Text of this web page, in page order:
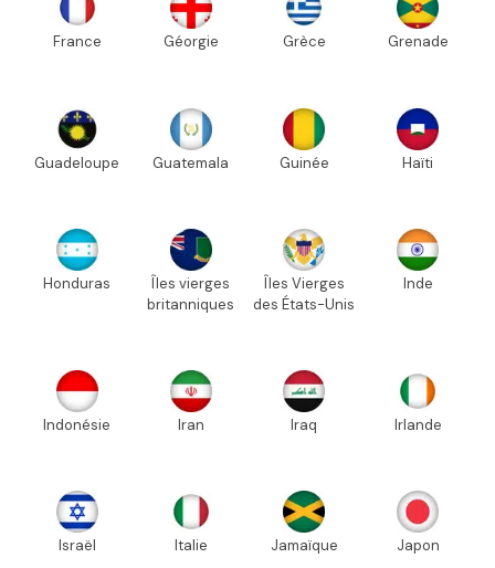
France Géorgie Grèce Grenade
Guadeloupe Guatemala Guinée Haïti
Honduras
Îles vierges
britanniques
Îles Vierges
des États-Unis
Inde
Indonésie Iran Iraq Irlande
Israël Italie Jamaïque Japon